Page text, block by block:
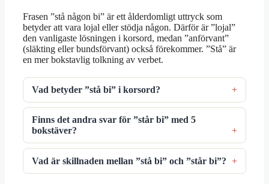
Frasen ”stå någon bi” är ett ålderdomligt uttryck som
betyder att vara lojal eller stödja någon. Därför är ”lojal”
den vanligaste lösningen i korsord, medan ”anförvant”
(släkting eller bundsförvant) också förekommer. ”Stå” är
en mer bokstavlig tolkning av verbet.
Vad betyder ”stå bi” i korsord?
Finns det andra svar för ”står bi” med 5
bokstäver?
Vad är skillnaden mellan ”stå bi” och ”står bi”?